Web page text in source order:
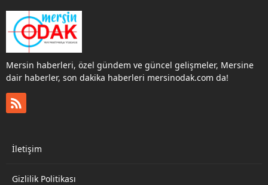
Mersin haberleri, özel gündem ve güncel gelişmeler, Mersine
dair haberler, son dakika haberleri mersinodak.com da!
İletişim
Gizlilik Politikası